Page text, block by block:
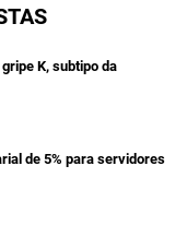
K, subtipo da
de 5% para servidores